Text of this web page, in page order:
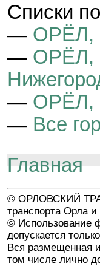
Cписки
— ОРЁЛ,
— ОРЁЛ,
— ОРЁЛ,
— Все
Главная
© ОРЛОВСКИЙ
транспорта Орла и
© Использование
допускается
Вся размещенная
том числе лично